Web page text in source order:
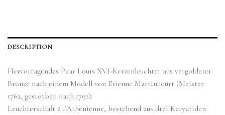
DESCRIPTION
Hervorragendes Paar Louis XVI-Kerzenleuchter aus vergoldeter
Bronze nach einem Modell von Etienne Martincourt (Meister
1762, gestorben nach 1791):
Leuchterschaft à l’Athénienne, bestehend aus drei Karyatiden